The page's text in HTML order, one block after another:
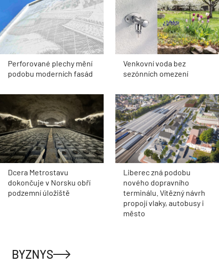
Perforované plechy mění
podobu moderních fasád
Venkovní voda bez
sezónních omezení
Dcera Metrostavu
dokončuje v Norsku obří
podzemní úložiště
Liberec zná podobu
nového dopravního
terminálu. Vítězný návrh
propojí vlaky, autobusy i
město
BYZNYS